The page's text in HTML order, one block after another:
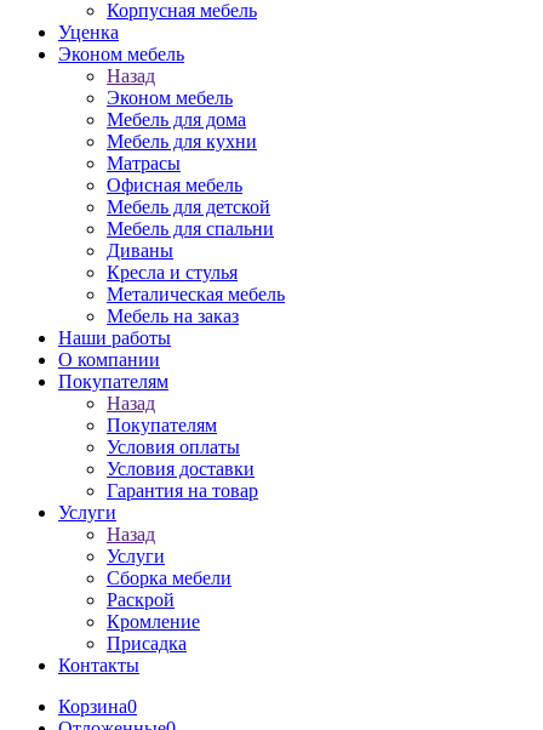
Корпусная мебель
Уценка
Эконом мебель
Назад
Эконом мебель
Мебель для дома
Мебель для кухни
Матрасы
Офисная мебель
Мебель для детской
Мебель для спальни
Диваны
Кресла и стулья
Металическая мебель
Мебель на заказ
Наши работы
О компании
Покупателям
Назад
Покупателям
Условия оплаты
Условия доставки
Гарантия на товар
Услуги
Назад
Услуги
Сборка мебели
Раскрой
Кромление
Присадка
Контакты
Корзина0